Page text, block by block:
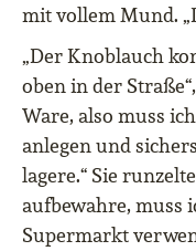
mit vollem Mund.
„Der Knoblauch
oben in der
Ware, also muss
anlegen und
lagere.“ Sie
aufbewahre, muss
Supermarkt